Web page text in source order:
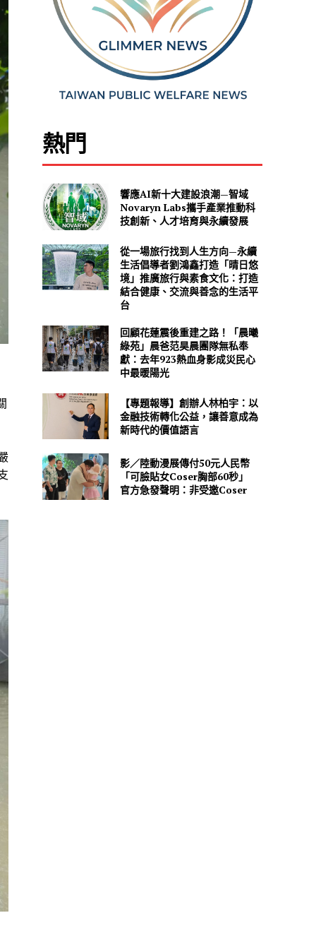
熱門
響應AI新十大建設浪潮—智域
Novaryn Labs攜手產業推動科
技創新、人才培育與永續發展
從一場旅行找到人生方向—永續
生活倡導者劉鴻鑫打造「晴日悠
境」推廣旅行與素食文化：打造
結合健康、交流與善念的生活平
台
回顧花蓮震後重建之路！「晨曦
綠苑」晨爸范昊晨團隊無私奉
獻：去年923熱血身影成災民心
中最暖陽光
【專題報導】創辦人林柏宇：以
金融技術轉化公益，讓善意成為
新時代的價值語言
影／陸動漫展傳付50元人民幣
「可臉貼女Coser胸部60秒」
官方急發聲明：非受邀Coser